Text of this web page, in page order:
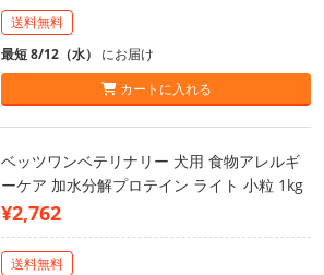
送料無料
最短 8/12（水） にお届け
カートに入れる
ベッツワンベテリナリー 犬用 食物アレルギ
ーケア 加水分解プロテイン ライト 小粒 1kg
¥2,762
送料無料